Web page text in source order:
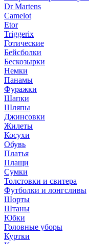
Dr Martens
Camelot
Etor
Triggerix
Готические
Бейсболки
Бескозырки
Немки
Панамы
Фуражки
Шапки
Шляпы
Джинсовки
Жилеты
Косухи
Обувь
Платья
Плащи
Сумки
Толстовки и свитера
Футболки и лонгсливы
Шорты
Штаны
Юбки
Головные уборы
Куртки